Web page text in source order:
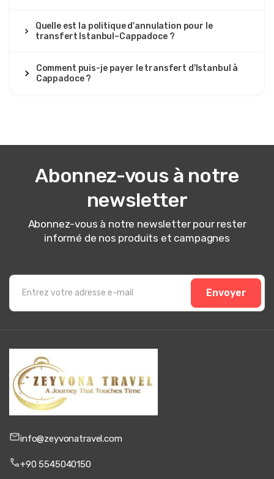
Quelle est la politique d'annulation pour le
transfert Istanbul–Cappadoce ?
Comment puis-je payer le transfert d'Istanbul à
Cappadoce ?
Abonnez-vous à notre
newsletter
Abonnez-vous à notre newsletter pour rester
informé de nos produits et campagnes
Envoyer
info@zeyvonatravel.com
+90 5545040150